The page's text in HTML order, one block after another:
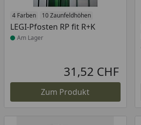
4 Farben 10 Zaunfeldhöhen
LEGI-Pfosten RP fit R+K
Produkt am Lager
Am Lager
31,52 CHF
Zum Produkt